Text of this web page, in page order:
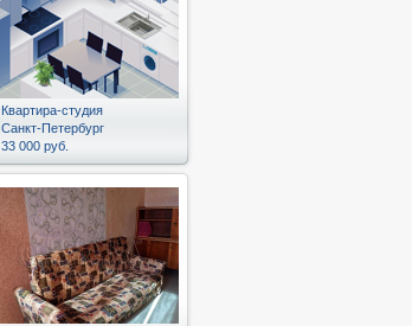
Квартира-студия
Санкт-Петербург
33 000 руб.